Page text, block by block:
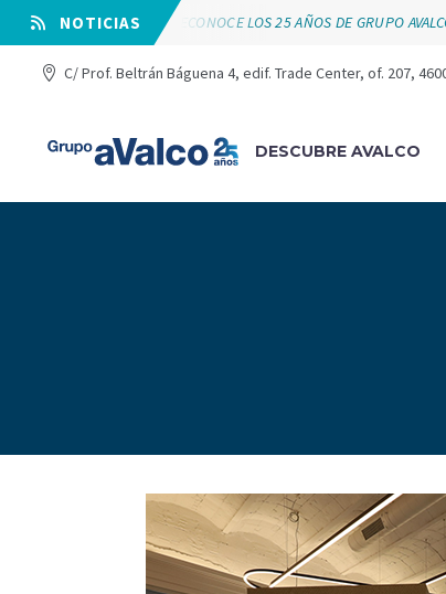
⠀NOTICIAS
VÁLVULAS ARCO RECONOCE LOS 25 AÑOS DE GRUPO
C/ Prof. Beltrán Báguena 4, edif. Trade Center, of. 207,
DESCUBRE AVALCO